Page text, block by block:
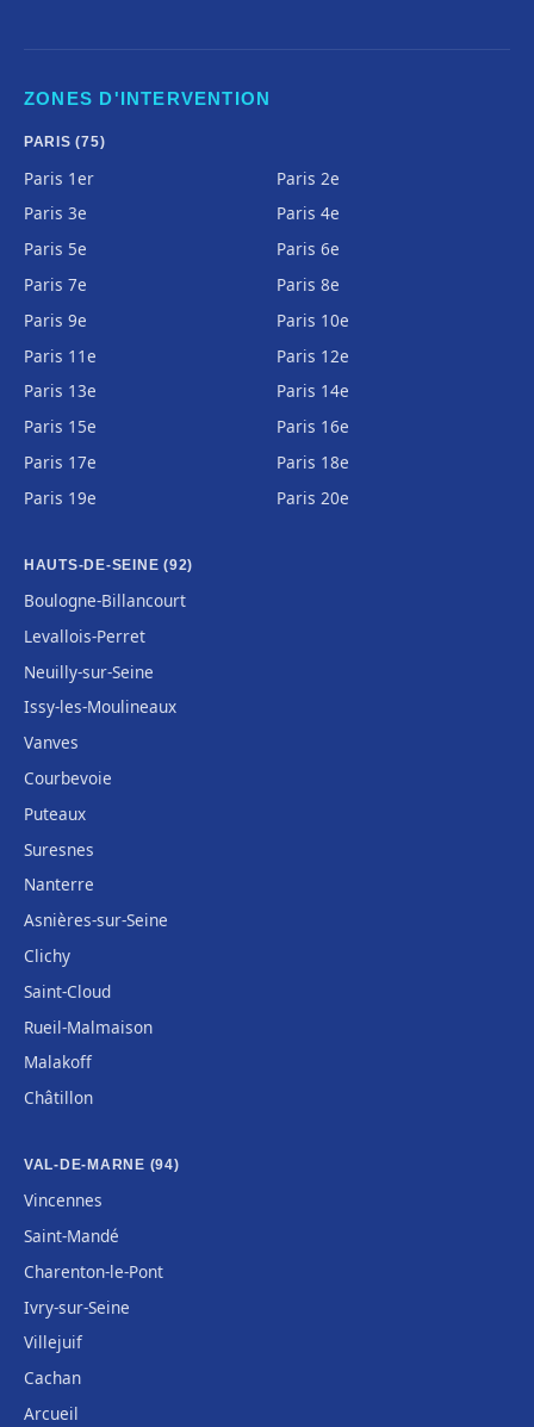
ZONES D'INTERVENTION
PARIS (75)
Paris 1er
Paris 2e
Paris 3e
Paris 4e
Paris 5e
Paris 6e
Paris 7e
Paris 8e
Paris 9e
Paris 10e
Paris 11e
Paris 12e
Paris 13e
Paris 14e
Paris 15e
Paris 16e
Paris 17e
Paris 18e
Paris 19e
Paris 20e
HAUTS-DE-SEINE (92)
Boulogne-Billancourt
Levallois-Perret
Neuilly-sur-Seine
Issy-les-Moulineaux
Vanves
Courbevoie
Puteaux
Suresnes
Nanterre
Asnières-sur-Seine
Clichy
Saint-Cloud
Rueil-Malmaison
Malakoff
Châtillon
VAL-DE-MARNE (94)
Vincennes
Saint-Mandé
Charenton-le-Pont
Ivry-sur-Seine
Villejuif
Cachan
Arcueil